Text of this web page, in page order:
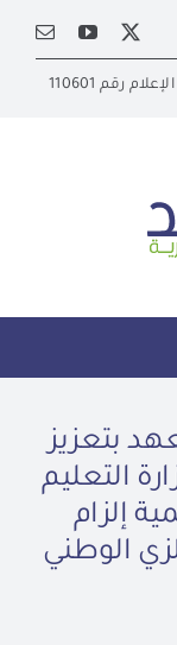
رقم 110601
بتعزيز
التعليم
إلزام
الوطني